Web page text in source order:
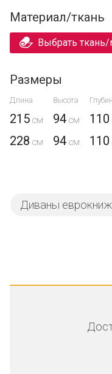
Материал/ткань
Выбрать ткань/
Размеры
Длина Высота
215 94 110
228
94 110
Диваны